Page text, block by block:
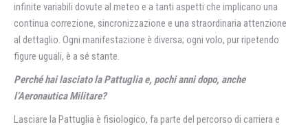
infinite variabili dovute al meteo e a tanti aspetti che implicano una
continua correzione, sincronizzazione e una straordinaria attenzione
al dettaglio. Ogni manifestazione è diversa; ogni volo, pur ripetendo
figure uguali, è a sé stante.
Perché hai lasciato la Pattuglia e, pochi anni dopo, anche
l’Aeronautica Militare?
Lasciare la Pattuglia è fisiologico, fa parte del percorso di carriera e